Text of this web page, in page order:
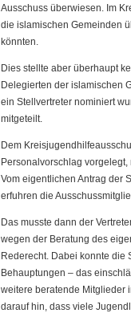
Ausschuss überwiesen. Im
die islamischen Gemeinden
könnten.
Dies stellte aber überhaupt
Delegierten der islamischen
ein Stellvertreter nominiert
mitgeteilt.
Dem
Personalvorschlag
Vom eigentlichen Antrag der
erfuhren die
Das musste dann der
wegen der Beratung des
Rederecht. Dabei konnte die
Behauptungen – das
weitere beratende Mitglieder
darauf hin, dass viele